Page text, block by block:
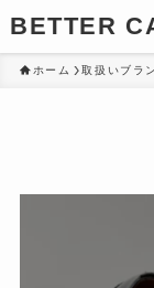
BETTER
ホーム 取扱いブラ